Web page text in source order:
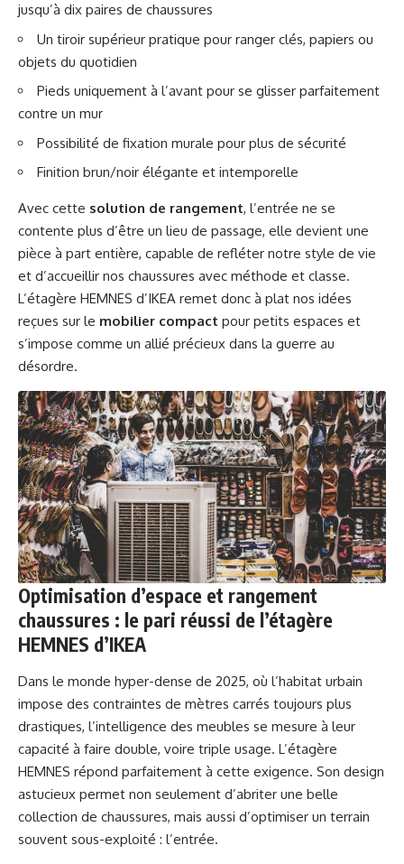
jusqu’à dix paires de chaussures
Un tiroir supérieur pratique pour ranger clés, papiers ou
objets du quotidien
Pieds uniquement à l’avant pour se glisser parfaitement
contre un mur
Possibilité de fixation murale pour plus de sécurité
Finition brun/noir élégante et intemporelle
Avec cette solution de rangement, l’entrée ne se
contente plus d’être un lieu de passage, elle devient une
pièce à part entière, capable de refléter notre style de vie
et d’accueillir nos chaussures avec méthode et classe.
L’étagère HEMNES d’IKEA remet donc à plat nos idées
reçues sur le mobilier compact pour petits espaces et
s’impose comme un allié précieux dans la guerre au
désordre.
Optimisation d’espace et rangement
chaussures : le pari réussi de l’étagère
HEMNES d’IKEA
Dans le monde hyper-dense de 2025, où l’habitat urbain
impose des contraintes de mètres carrés toujours plus
drastiques, l’intelligence des meubles se mesure à leur
capacité à faire double, voire triple usage. L’étagère
HEMNES répond parfaitement à cette exigence. Son design
astucieux permet non seulement d’abriter une belle
collection de chaussures, mais aussi d’optimiser un terrain
souvent sous-exploité : l’entrée.